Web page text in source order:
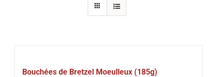
Bouchées de Bretzel Moeulleux (185g)